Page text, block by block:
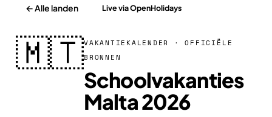
← Alle landen Live via OpenHolidays
🇲🇹VAKANTIEKALENDER · OFFICIËLE
BRONNEN
Schoolvakanties
Malta 2026